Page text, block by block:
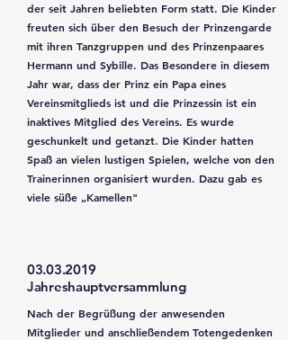
der seit Jahren beliebten Form statt. Die Kinder
freuten sich über den Besuch der Prinzengarde
mit ihren Tanzgruppen und des Prinzenpaares
Hermann und Sybille. Das Besondere in diesem
Jahr war, dass der Prinz ein Papa eines
Vereinsmitglieds ist und die Prinzessin ist ein
inaktives Mitglied des Vereins. Es wurde
geschunkelt und getanzt. Die Kinder hatten
Spaß an vielen lustigen Spielen, welche von den
Trainerinnen organisiert wurden. Dazu gab es
viele süße „Kamellen"
03.03.2019
Jahreshauptversammlung
Nach der Begrüßung der anwesenden
Mitglieder und anschließendem Totengedenken